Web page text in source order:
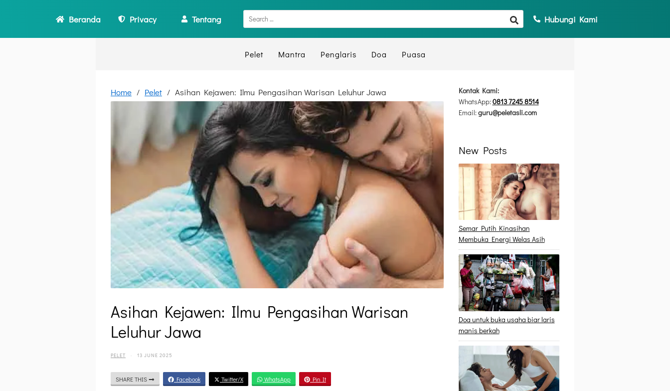
Beranda Privacy Tentang Hubungi Kami
Pelet Mantra Penglaris Doa Puasa
Home Pelet Asihan Kejawen: Ilmu Pengasihan Warisan Leluhur Jawa
Asihan Kejawen: Ilmu Pengasihan Warisan
Leluhur Jawa
PELET · 13 JUNE 2025
SHARE THIS Facebook Twitter/X WhatsApp Pin It
Kontak Kami:
WhatsApp:0813 7245 8514
Email:guru@peletasli.com
New Posts
Semar Putih Kinasihan
Membuka Energi Welas Asih
Doa untuk buka usaha biar laris
manis berkah